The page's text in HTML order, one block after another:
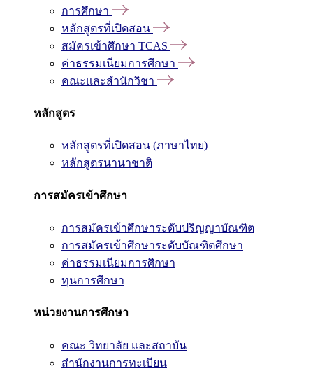
การศึกษา
หลักสูตรที่เปิดสอน
สมัครเข้าศึกษา TCAS
ค่าธรรมเนียมการศึกษา
คณะและสำนักวิชา
หลักสูตร
หลักสูตรที่เปิดสอน (ภาษาไทย)
หลักสูตรนานาชาติ
การสมัครเข้าศึกษา
การสมัครเข้าศึกษาระดับปริญญาบัณฑิต
การสมัครเข้าศึกษาระดับบัณฑิตศึกษา
ค่าธรรมเนียมการศึกษา
ทุนการศึกษา
หน่วยงานการศึกษา
คณะ วิทยาลัย และสถาบัน
สำนักงานการทะเบียน